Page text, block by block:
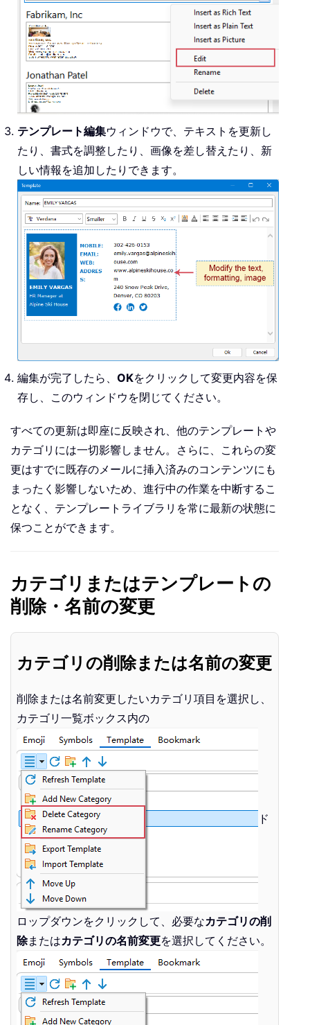
テンプレート編集ウィンドウで、テキストを更新し
たり、書式を調整したり、画像を差し替えたり、新
しい情報を追加したりできます。
編集が完了したら、 OKをクリックして変更内容を保
存し、このウィンドウを閉じてください。
すべての更新は即座に反映され、他のテンプレートや
カテゴリには一切影響しません。さらに、これらの変
更はすでに既存のメールに挿入済みのコンテンツにも
まったく影響しないため、進行中の作業を中断するこ
となく、テンプレートライブラリを常に最新の状態に
保つことができます。
カテゴリまたはテンプレートの
削除・名前の変更
カテゴリの削除または名前の変更
削除または名前変更したいカテゴリ項目を選択し、
カテゴリ一覧ボックス内の
ド
ロップダウンをクリックして、必要なカテゴリの削
除またはカテゴリの名前変更を選択してください。